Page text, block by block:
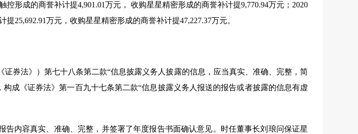
控形成的商誉补计提4,901.01万元， 收购星星精密形成的商誉补计提9,770.94万元；2020
提25,692.91万元，收购星星精密形成的商誉补计提47,227.37万元。
券法》）第七十八条第二款“信息披露义务人披露的信息，应当真实、准确、完整，简
成《证券法》第一百九十七条第二款“信息披露义务人报送的报告或者披露的信息有虚
告内容真实、准确、完整，并签署了年度报告书面确认意见。时任董事长刘琅问保证星